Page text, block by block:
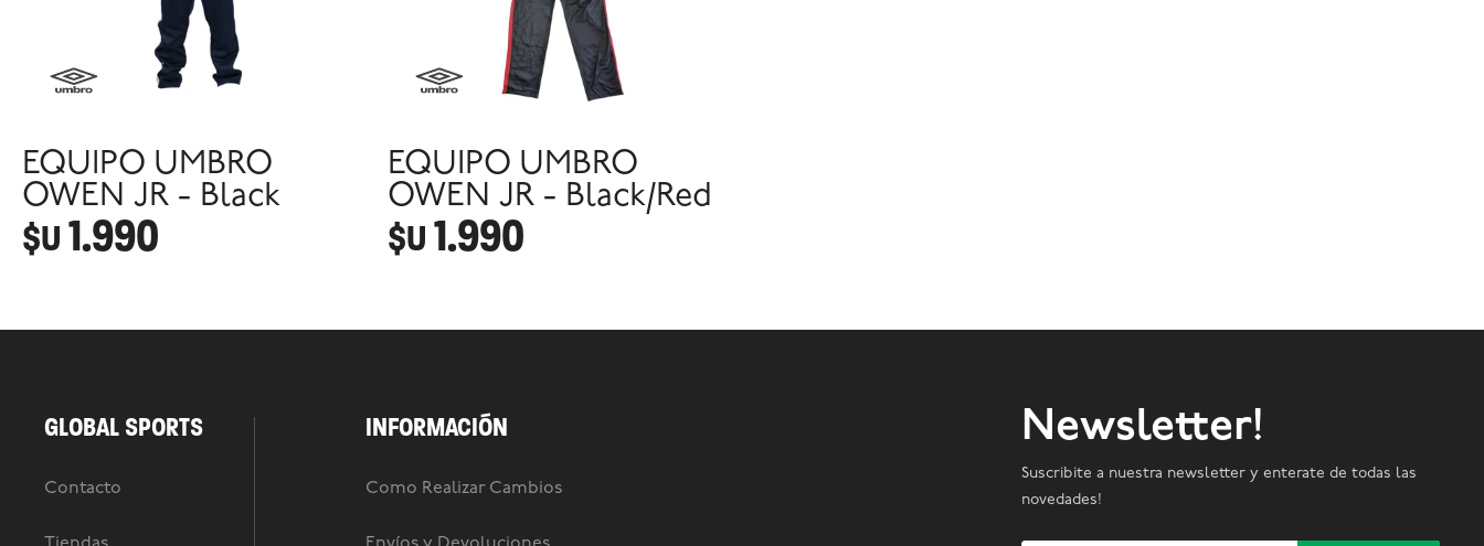
EQUIPO UMBRO
OWEN JR - Black
$U1.990
EQUIPO UMBRO
OWEN JR - Black/Red
$U1.990
GLOBAL SPORTS
Contacto
INFORMACIÓN
Como Realizar Cambios
Newsletter!
Suscribite a nuestra newsletter y enterate de todas las
novedades!